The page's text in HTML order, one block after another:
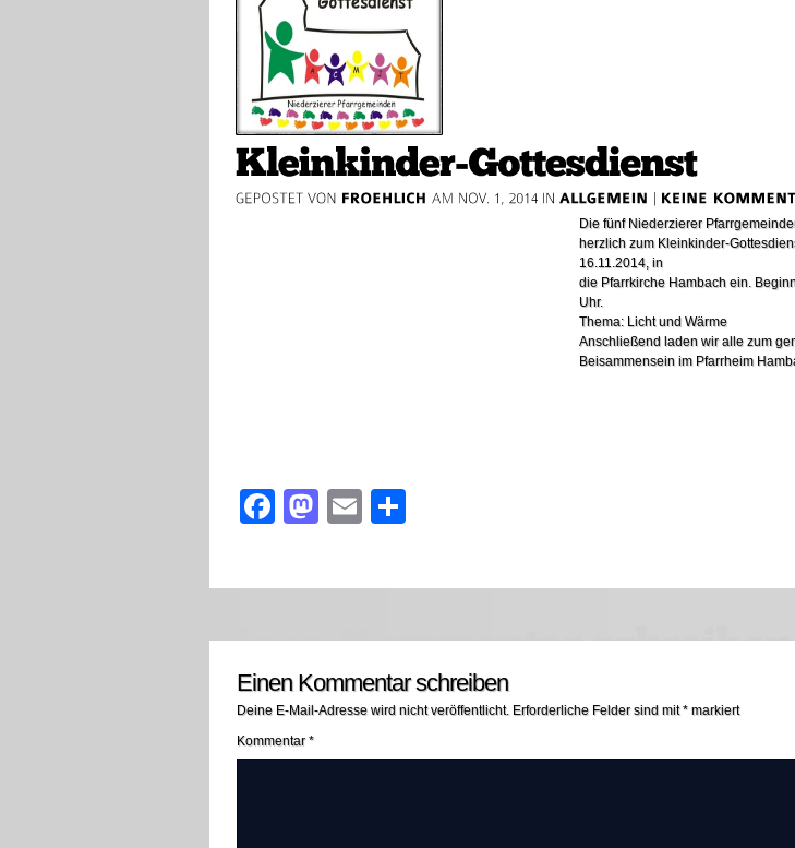
Die fünf Niederzierer
herzlich zum Kleinkinder-
16.11.2014, in
die Pfarrkirche Hambach ein.
Uhr.
Thema: Licht und Wärme
Anschließend laden wir alle zum
Beisammensein im Pfarrheim
Facebook
Mastodon
Email
Einen Kommentar schreiben
Deine E-Mail-Adresse wird nicht veröffentlicht. Erforderliche Felder sind mit* markiert
Kommentar*